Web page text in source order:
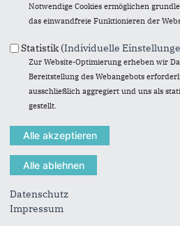
Notwendige Cookies ermöglichen
das einwandfreie Funktionieren der
Statistik (Individuelle
Zur Website-Optimierung erheben wir
Bereitstellung des Webangebots
ausschließlich aggregiert und uns als
gestellt.
Datenschutz
Impressum